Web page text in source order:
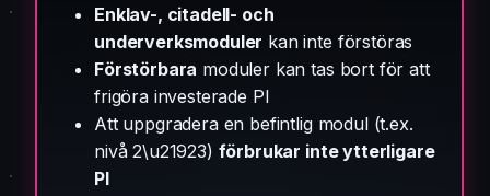
Enklav-, citadell- och
underverksmoduler kan inte förstöras
Förstörbara moduler kan tas bort för att
frigöra investerade PI
Att uppgradera en befintlig modul (t.ex.
nivå 2\u21923) förbrukar inte ytterligare
PI